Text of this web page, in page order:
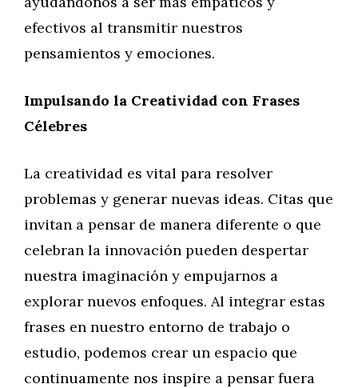
efectivos al transmitir nuestros
pensamientos y emociones.
Impulsando la Creatividad con Frases
Célebres
La creatividad es vital para resolver
problemas y generar nuevas ideas. Citas que
invitan a pensar de manera diferente o que
celebran la innovación pueden despertar
nuestra imaginación y empujarnos a
explorar nuevos enfoques. Al integrar estas
frases en nuestro entorno de trabajo o
estudio, podemos crear un espacio que
continuamente nos inspire a pensar fuera